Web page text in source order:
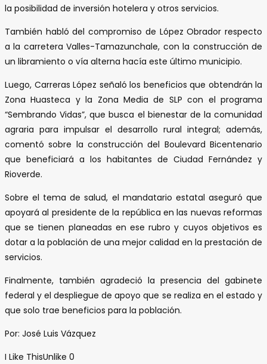
la posibilidad de inversión hotelera y otros servicios.
También habló del compromiso de López Obrador respecto
a la carretera Valles-Tamazunchale, con la construcción de
un libramiento o vía alterna hacía este último municipio.
Luego, Carreras López señaló los beneficios que obtendrán la
Zona Huasteca y la Zona Media de SLP con el programa
“Sembrando Vidas”, que busca el bienestar de la comunidad
agraria para impulsar el desarrollo rural integral; además,
comentó sobre la construcción del Boulevard Bicentenario
que beneficiará a los habitantes de Ciudad Fernández y
Rioverde.
Sobre el tema de salud, el mandatario estatal aseguró que
apoyará al presidente de la república en las nuevas reformas
que se tienen planeadas en ese rubro y cuyos objetivos es
dotar a la población de una mejor calidad en la prestación de
servicios.
Finalmente, también agradeció la presencia del gabinete
federal y el despliegue de apoyo que se realiza en el estado y
que solo trae beneficios para la población.
Por: José Luis Vázquez
I Like ThisUnlike 0